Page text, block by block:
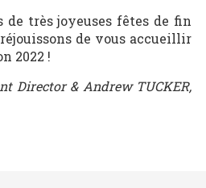
de très joyeuses fêtes de fin
de vous accueillir
2022 !
Director & Andrew TUCKER,